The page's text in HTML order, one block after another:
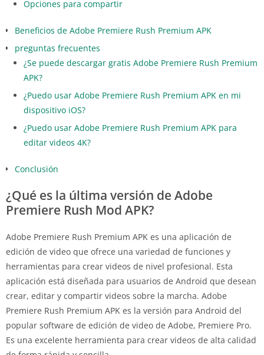
Opciones para compartir
Beneficios de Adobe Premiere Rush Premium APK
preguntas frecuentes
¿Se puede descargar gratis Adobe Premiere Rush Premium
APK?
¿Puedo usar Adobe Premiere Rush Premium APK en mi
dispositivo iOS?
¿Puedo usar Adobe Premiere Rush Premium APK para
editar videos 4K?
Conclusión
¿Qué es la última versión de Adobe
Premiere Rush Mod APK?
Adobe Premiere Rush Premium APK es una aplicación de
edición de video que ofrece una variedad de funciones y
herramientas para crear videos de nivel profesional. Esta
aplicación está diseñada para usuarios de Android que desean
crear, editar y compartir videos sobre la marcha. Adobe
Premiere Rush Premium APK es la versión para Android del
popular software de edición de video de Adobe, Premiere Pro.
Es una excelente herramienta para crear videos de alta calidad